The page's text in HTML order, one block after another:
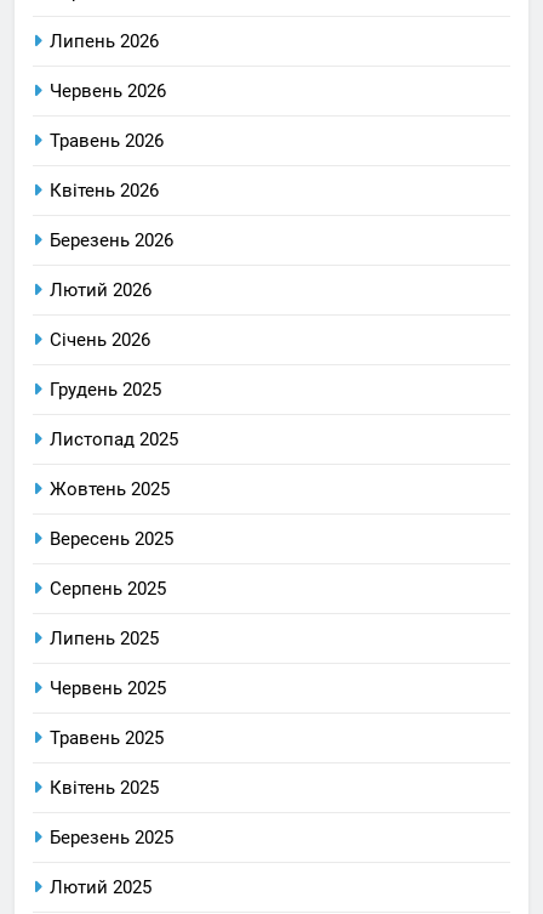
Липень 2026
Червень 2026
Травень 2026
Квітень 2026
Березень 2026
Лютий 2026
Січень 2026
Грудень 2025
Листопад 2025
Жовтень 2025
Вересень 2025
Серпень 2025
Липень 2025
Червень 2025
Травень 2025
Квітень 2025
Березень 2025
Лютий 2025